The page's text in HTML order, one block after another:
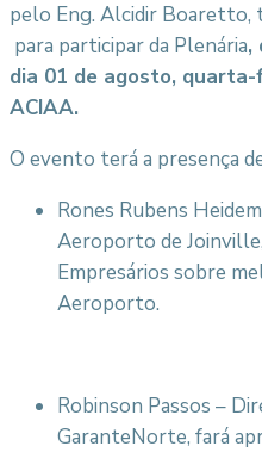
pelo Eng. Alcidir Boaretto,
para participar da Plenária,
dia 01 de agosto,
ACIAA.
O evento terá a presença
Rones Rubens
Aeroporto de
Empresários sobre
Aeroporto.
Robinson Passos –
GaranteNorte, fará